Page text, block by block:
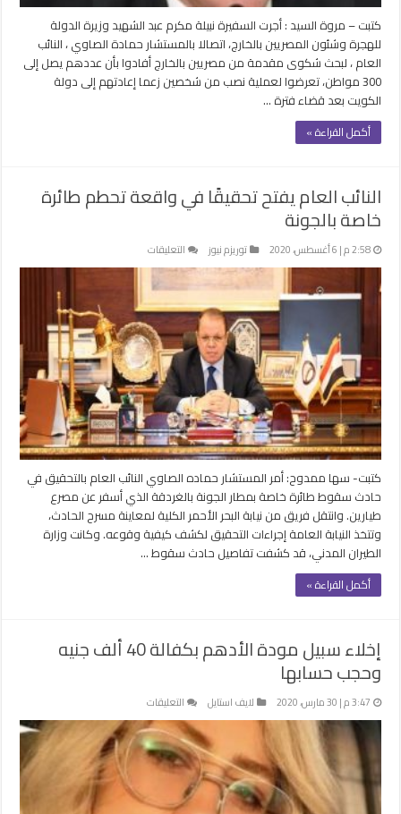
للكويت
مغلقة
كتبت – مروة السيد : أجرت السفيرة نبيلة مكرم عبد الشهيد وزيرة الدولة
للهجرة وشئون المصريين بالخارج، اتصالا بالمستشار حمادة الصاوي ، النائب
العام ، لبحث شكوى مقدمة من مصريين بالخارج أفادوا بأن عددهم يصل إلى
300 مواطن، تعرضوا لعملية نصب من شخصين زعما إعادتهم إلى دولة
الكويت بعد قضاء فترة …
أكمل القراءة »
النائب العام يفتح تحقيقًا في واقعة تحطم طائرة
خاصة بالجونة
2:58 م | 6 أغسطس، 2020 توريزم نيوز التعليقات
النائب
يفتح
تحقيقًا
في
واقعة
تحطم
طائرة
خاصة
بالجونة
مغلقة
كتبت- سها ممدوح: أمر المستشار حماده الصاوي النائب العام بالتحقيق في
حادث سقوط طائرة خاصة بمطار الجونة بالغردقة الذي أسفر عن مصرع
طيارين. وانتقل فريق من نيابة البحر الأحمر الكلية لمعاينة مسرح الحادث،
وتتخذ النيابة العامة إجراءات التحقيق لكشف كيفية وقوعه. وكانت وزارة
الطيران المدني، قد كشفت تفاصيل حادث سقوط …
أكمل القراءة »
إخلاء سبيل مودة الأدهم بكفالة 40 ألف جنيه
وحجب حسابها
3:47 م | 30 مارس، 2020 لايف استايل التعليقات
إخلاء
سبيل
مودة
الأدهم
بكفالة
40